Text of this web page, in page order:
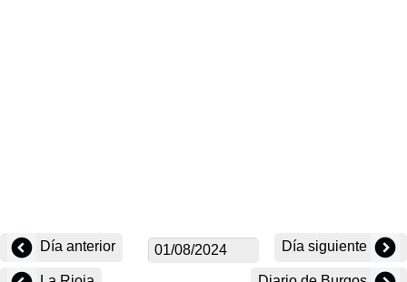
Día anterior Día siguiente